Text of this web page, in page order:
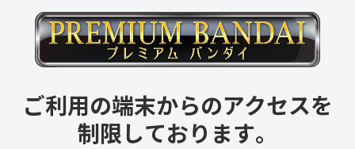
ご利用の端末からのアクセスを
制限しております。